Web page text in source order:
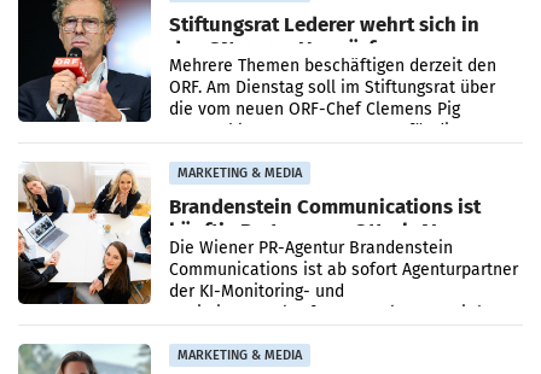
Stiftungsrat Lederer wehrt sich in
den SN gegen Vorwürfe
Mehrere Themen beschäftigen derzeit den
ORF. Am Dienstag soll im Stiftungsrat über
die vom neuen ORF-Chef Clemens Pig
vorgeschlagenen Besetzungen für die
MARKETING & MEDIA
Brandenstein Communications ist
künftig Partner von OtterlyAI
Die Wiener PR-Agentur Brandenstein
Communications ist ab sofort Agenturpartner
der KI-Monitoring- und
Optimierungsplattform OtterlyAI. Damit baut
MARKETING & MEDIA